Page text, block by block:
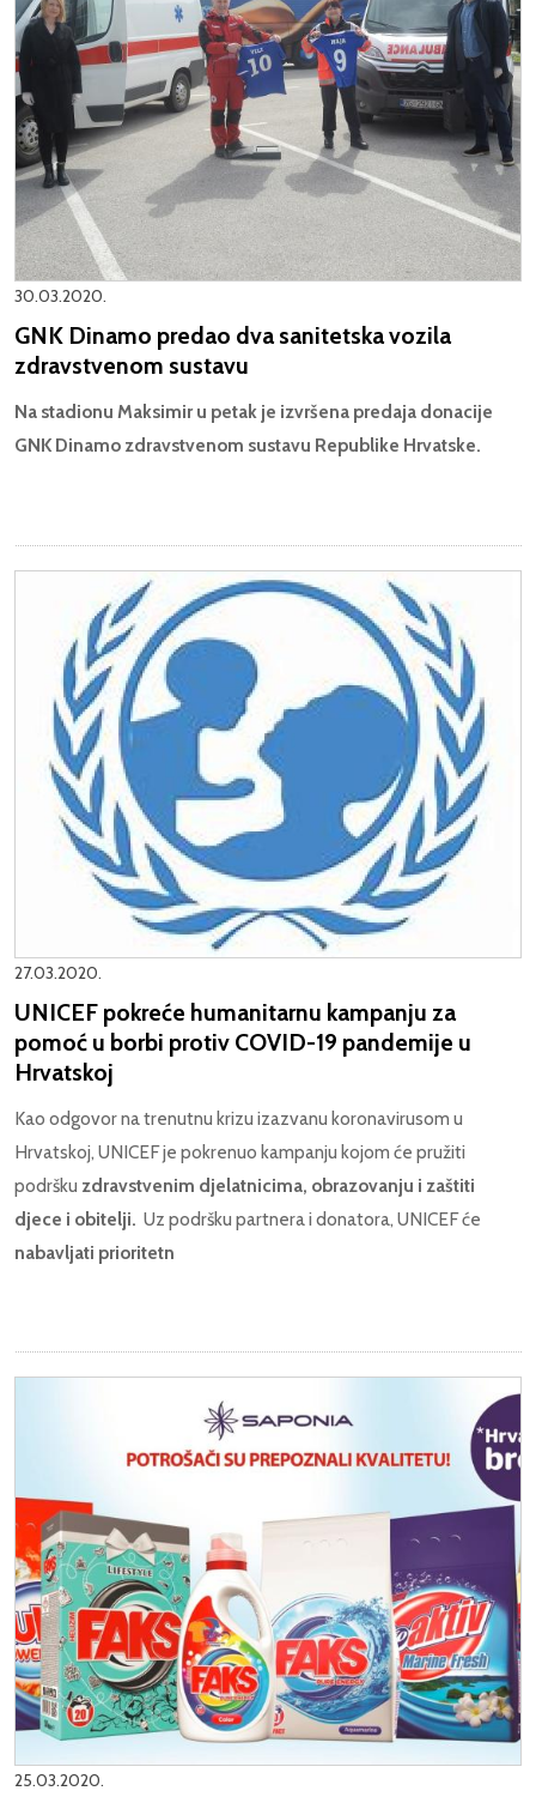
30.03.2020.
GNK Dinamo predao dva sanitetska vozila
zdravstvenom sustavu
Na stadionu Maksimir u petak je izvršena predaja donacije
GNK Dinamo zdravstvenom sustavu Republike Hrvatske.
27.03.2020.
UNICEF pokreće humanitarnu kampanju za
pomoć u borbi protiv COVID-19 pandemije u
Hrvatskoj
Kao odgovor na trenutnu krizu izazvanu koronavirusom u
Hrvatskoj, UNICEF je pokrenuo kampanju kojom će pružiti
podršku zdravstvenim djelatnicima, obrazovanju i zaštiti
djece i obitelji. Uz podršku partnera i donatora, UNICEF će
nabavljati prioritetn
25.03.2020.